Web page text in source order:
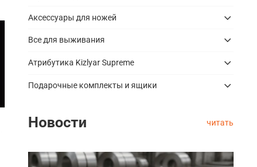
Аксессуары для ножей
Все для выживания
Атрибутика Kizlyar Supreme
Подарочные комплекты и ящики
Новости читать